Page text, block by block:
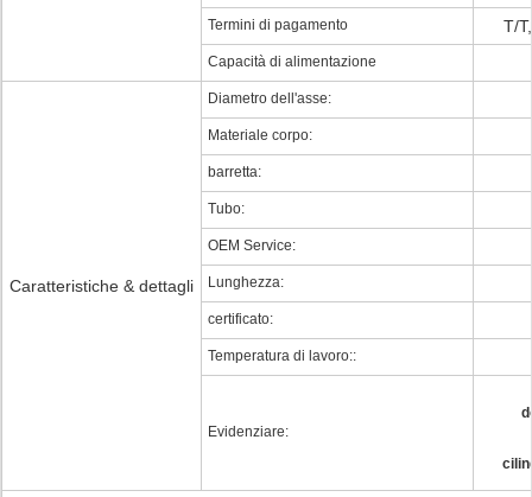
Termini di pagamento T/
Capacità di alimentazione
Caratteristiche & dettagli
Diametro dell'asse:
Materiale corpo:
barretta:
Tubo:
OEM Service:
Lunghezza:
certificato:
Temperatura di lavoro::
Evidenziare: